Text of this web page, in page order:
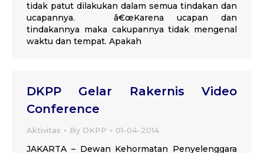
tidak patut dilakukan dalam semua tindakan dan
ucapannya. â€œKarena ucapan dan
tindakannya maka cakupannya tidak mengenal
waktu dan tempat. Apakah
DKPP Gelar Rakernis Video
Conference
Aktivitas By DKPP 01-04-2014
JAKARTA – Dewan Kehormatan Penyelenggara